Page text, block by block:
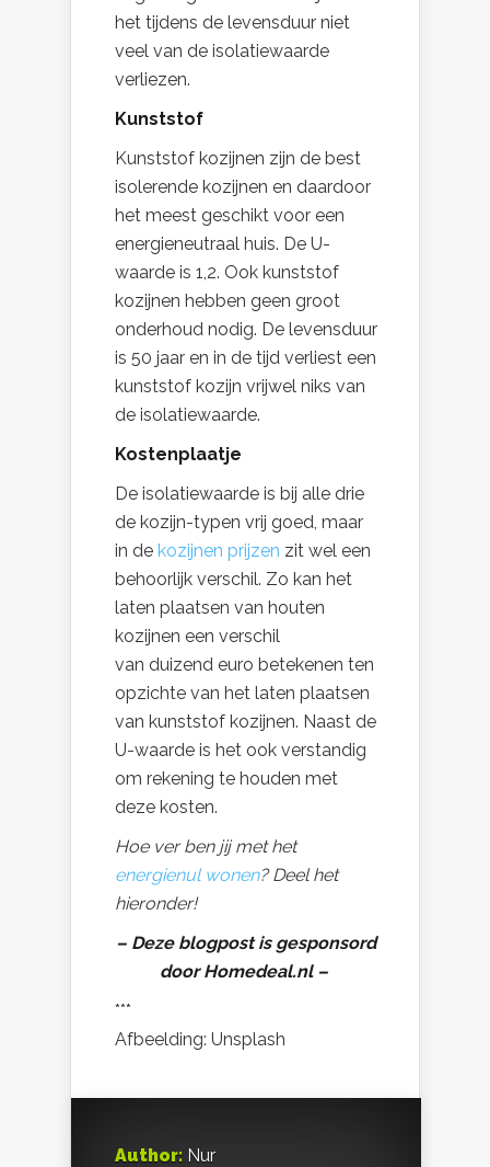
het tijdens de levensduur niet
veel van de isolatiewaarde
verliezen.
Kunststof
Kunststof kozijnen zijn de best
isolerende kozijnen en daardoor
het meest geschikt voor een
energieneutraal huis. De U-
waarde is 1,2. Ook kunststof
kozijnen hebben geen groot
onderhoud nodig. De levensduur
is 50 jaar en in de tijd verliest een
kunststof kozijn vrijwel niks van
de isolatiewaarde.
Kostenplaatje
De isolatiewaarde is bij alle drie
de kozijn-typen vrij goed, maar
in de kozijnen prijzen zit wel een
behoorlijk verschil. Zo kan het
laten plaatsen van houten
kozijnen een verschil
van duizend euro betekenen ten
opzichte van het laten plaatsen
van kunststof kozijnen. Naast de
U-waarde is het ook verstandig
om rekening te houden met
deze kosten.
Hoe ver ben jij met het
energienul wonen? Deel het
hieronder!
– Deze blogpost is gesponsord
door Homedeal.nl –
***
Afbeelding: Unsplash
Author: Nur